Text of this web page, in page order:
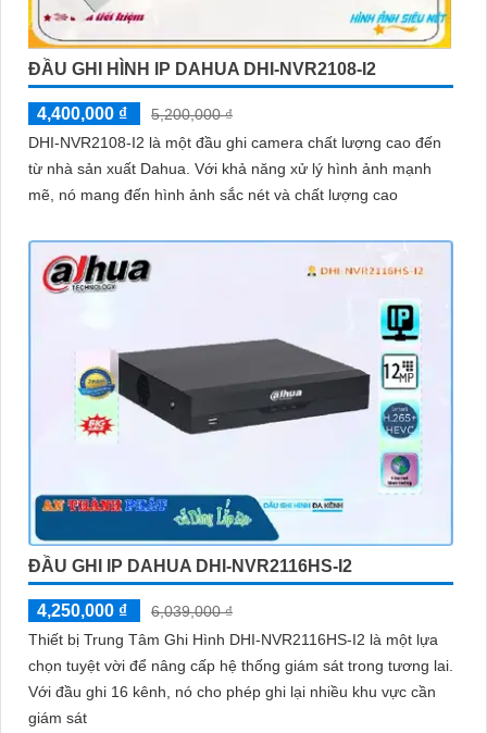
ĐẦU GHI HÌNH IP DAHUA DHI-NVR2108-I2
4,400,000 ₫
5,200,000 ₫
DHI-NVR2108-I2 là một đầu ghi camera chất lượng cao đến
từ nhà sản xuất Dahua. Với khả năng xử lý hình ảnh mạnh
mẽ, nó mang đến hình ảnh sắc nét và chất lượng cao
ĐẦU GHI IP DAHUA DHI-NVR2116HS-I2
4,250,000 ₫
6,039,000 ₫
Thiết bị Trung Tâm Ghi Hình DHI-NVR2116HS-I2 là một lựa
chọn tuyệt vời để nâng cấp hệ thống giám sát trong tương lai.
Với đầu ghi 16 kênh, nó cho phép ghi lại nhiều khu vực cần
giám sát